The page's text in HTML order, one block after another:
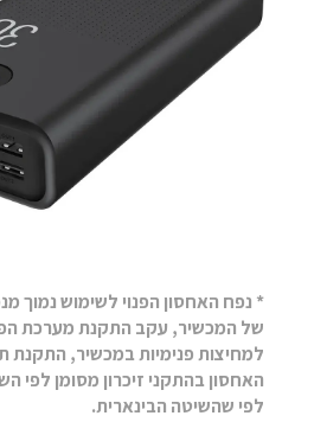
* נפח האחסון הפנוי לשימוש נמוך
של המכשיר, עקב התקנת מערכת
למחיצות פנימיות במכשיר, התקנת
האחסון בהתקני זיכרון מסומן לפי
לפי שהשיטה הבינארית.